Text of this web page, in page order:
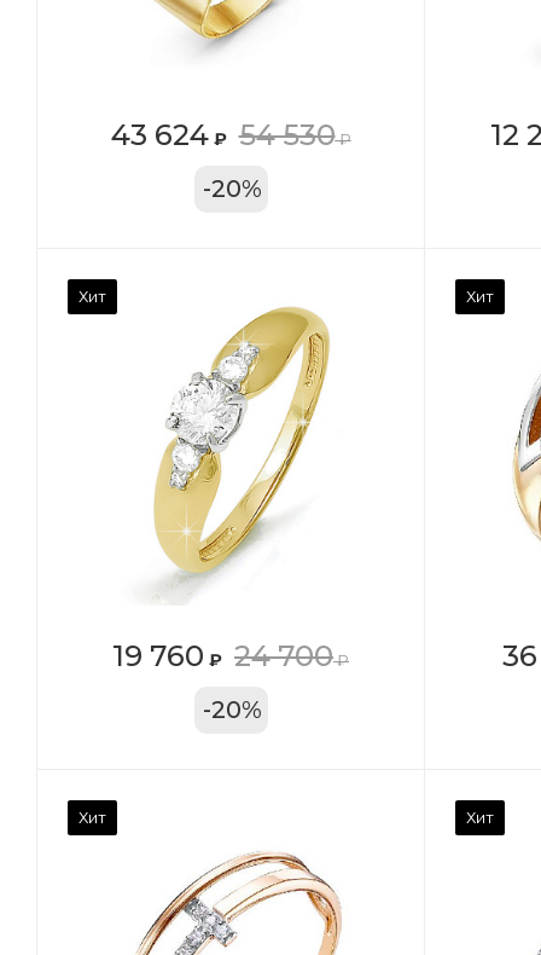
43 624₽ 54 530₽
-20%
Цвет золота
ТРЦ «Арена» 12
Хит
19 760 ₽ 24 700₽
-20%
Хит
Вес драгметалла
2.39
Марка (бренд)
Дельта
Цвет золота
КРАС
ТРЦ «Московский
Проспект»
1.4
Хит Хит
Марка (бренд)
Дельта